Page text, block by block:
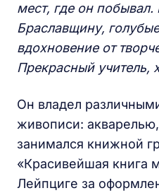
мест, где он
Браславщину,
вдохновение от
Прекрасный учитель,
Он владел
живописи:
занимался книжной
«Красивейшая книга
Лейпциге за